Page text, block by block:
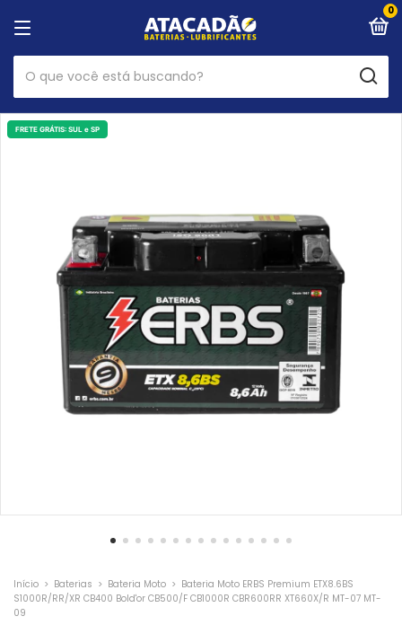
0
FRETE GRÁTIS: SUL e SP
Início > Baterias > Bateria Moto > Bateria Moto ERBS Premium ETX8.6BS
S1000R/RR/XR CB400 Bold'or CB500/F CB1000R CBR600RR XT660X/R MT-07 MT-
09